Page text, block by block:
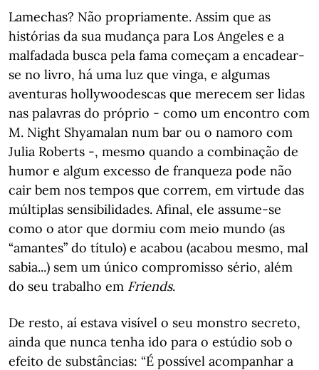
Lamechas? Não propriamente. Assim que as
histórias da sua mudança para Los Angeles e a
malfadada busca pela fama começam a encadear-
se no livro, há uma luz que vinga, e algumas
aventuras hollywoodescas que merecem ser lidas
nas palavras do próprio - como um encontro com
M. Night Shyamalan num bar ou o namoro com
Julia Roberts -, mesmo quando a combinação de
humor e algum excesso de franqueza pode não
cair bem nos tempos que correm, em virtude das
múltiplas sensibilidades. Afinal, ele assume-se
como o ator que dormiu com meio mundo (as
“amantes” do título) e acabou (acabou mesmo, mal
sabia...) sem um único compromisso sério, além
do seu trabalho em Friends.
De resto, aí estava visível o seu monstro secreto,
ainda que nunca tenha ido para o estúdio sob o
efeito de substâncias: “É possível acompanhar a